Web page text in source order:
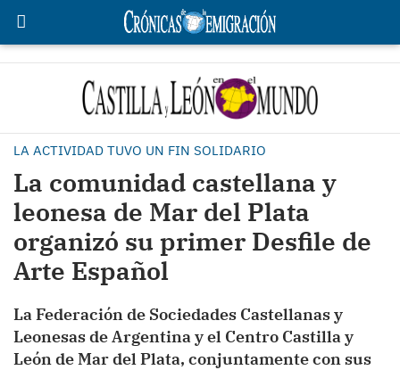
LA ACTIVIDAD TUVO UN FIN SOLIDARIO
La comunidad castellana y
leonesa de Mar del Plata
organizó su primer Desfile de
Arte Español
La Federación de Sociedades Castellanas y
Leonesas de Argentina y el Centro Castilla y
León de Mar del Plata, conjuntamente con sus